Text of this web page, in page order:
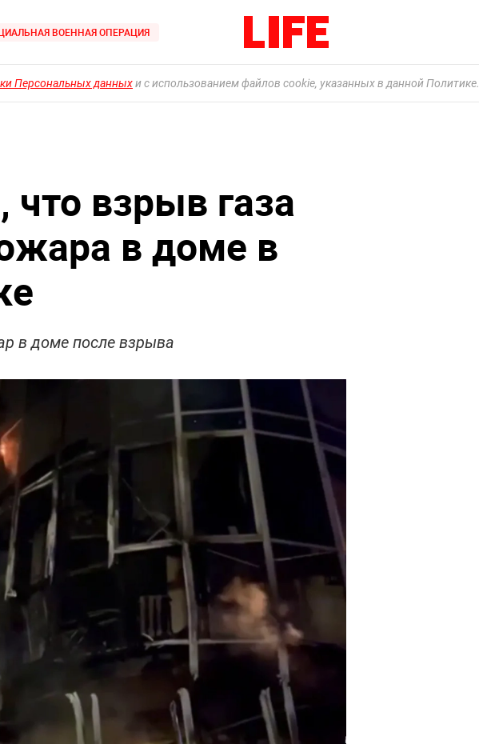
ВОЕННАЯ ОПЕРАЦИЯ
Персональных данныхи с использованием файлов cookie, указанных в данной Политике.
взрыв газа
в доме в
в доме после взрыва